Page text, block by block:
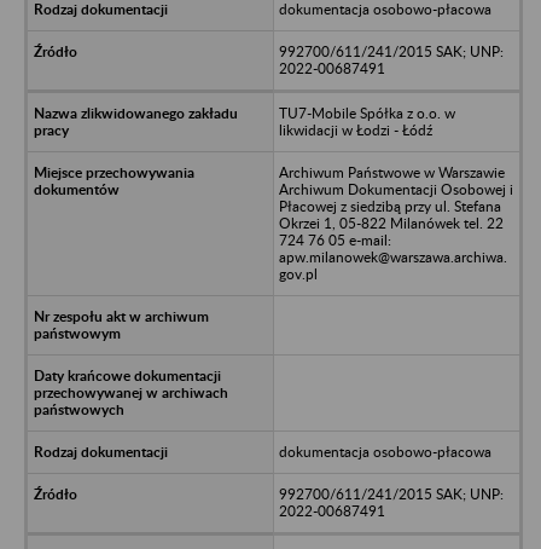
dokumentacja osobowo-płacowa
992700/611/241/2015 SAK; UNP:
2022-00687491
TU7-Mobile Spółka z o.o. w
likwidacji w Łodzi - Łódź
Archiwum Państwowe w Warszawie
Archiwum Dokumentacji Osobowej i
Płacowej z siedzibą przy ul. Stefana
Okrzei 1, 05-822 Milanówek tel. 22
724 76 05 e-mail:
apw.milanowek@warszawa.archiwa.
gov.pl
dokumentacja osobowo-płacowa
992700/611/241/2015 SAK; UNP:
2022-00687491